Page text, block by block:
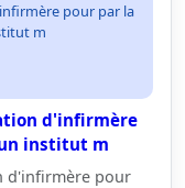
pour par la
m
d'infirmère
institut m
d'infirmère pour